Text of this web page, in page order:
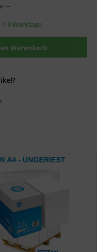
—
3 Werktage
Warenkorb